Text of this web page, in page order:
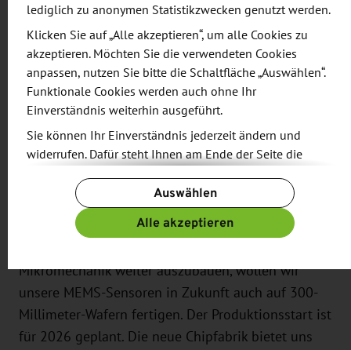
Beispiel Radarsensoren, wie sie für die 360-Grad-
Umfelderfassung eines Fahrzeugs etwa beim
automatisierten Fahren gebraucht werden, kleiner,
intelligenter und zugleich kostengünstiger machen.
Speziell für die Konsumgüterindustrie arbeitet
Bosch an einer Weiterentwicklung seiner
mikromechanischen Systeme, kurz: MEMS. Auf
Basis dieser Technik entwickeln die Forscherinnen
und Forscher von Bosch derzeit beispielsweise ein
neues Projektionsmodul für Smart Glasses, das so
schmal ist, dass es in den Brillenbügel passt. „Um
Mikromechanik weiter auszubauen, wollen wir
unsere MEMS-Sensoren in Zukunft auch auf 300-
Millimeter-Wafern fertigen. Der Produktionsstart ist
für 2026 geplant. Die neue Chipfabrik bietet uns
lediglich zu anonymen Statistikzwecken genutzt werden.
Klicken Sie auf „Alle akzeptieren“, um alle Cookies zu
akzeptieren. Möchten Sie die verwendeten Cookies
anpassen, nutzen Sie bitte die Schaltfläche „Auswählen“.
Funktionale Cookies werden auch ohne Ihr
Einverständnis weiterhin ausgeführt.
Sie können Ihr Einverständnis jederzeit ändern und
widerrufen. Dafür steht Ihnen am Ende der Seite die
Verfügung.
Weitere Informationen finden Sie in unseren
Datenschutzbestimmungenund ergänzend in unserem
Auswählen
Alle akzeptieren